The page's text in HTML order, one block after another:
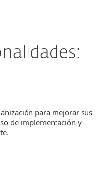
para mejorar sus
de implementación y